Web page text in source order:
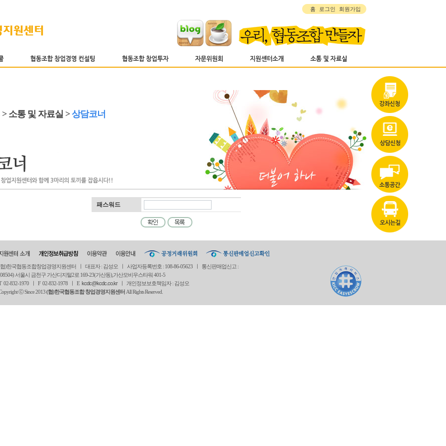
홈 로그인 회원가입
소통 및 자료실 >상담코너
패스워드
)한국협동조합창업경영지원센터 ㅣ 대표자 : 김성오 ㅣ 사업자등록번호 : 108-86-05623 ㅣ 통신판매업신고 :
서울시 금천구 가산디지털2로 169-23(가산동),가산모비우스타워 401-5
02-832-1970 ㅣ F 02-832-1978 ㅣ E kcdc@kcdc.co.krㅣ 개인정보보호책임자 : 김성오
ⓒ Since 2013(협)한국협동조합 창업경영지원센터 All Rights Reserved.